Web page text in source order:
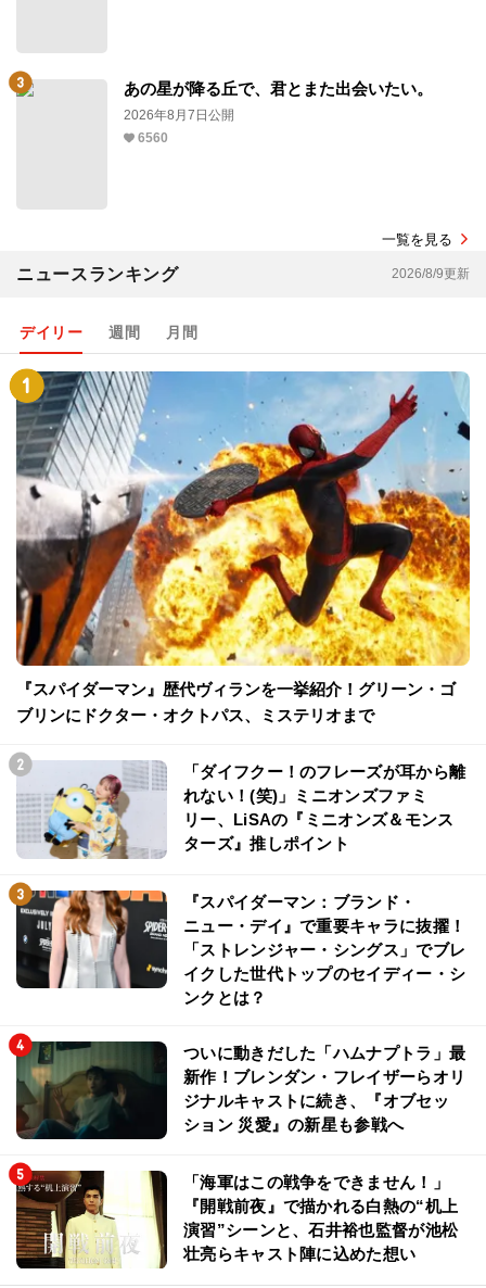
あの星が降る丘で、君とまた出会いたい。
2026年8月7日公開
6560
一覧を見る
ニュースランキング 2026/8/9更新
デイリー 週間 月間
『スパイダーマン』歴代ヴィランを一挙紹介！グリーン・ゴ
ブリンにドクター・オクトパス、ミステリオまで
「ダイフクー！のフレーズが耳から離
れない！(笑)」ミニオンズファミ
リー、LiSAの『ミニオンズ＆モンス
ターズ』推しポイント
『スパイダーマン：ブランド・
ニュー・デイ』で重要キャラに抜擢！
「ストレンジャー・シングス」でブレ
イクした世代トップのセイディー・シ
ンクとは？
ついに動きだした「ハムナプトラ」最
新作！ブレンダン・フレイザーらオリ
ジナルキャストに続き、『オブセッ
ション 災愛』の新星も参戦へ
「海軍はこの戦争をできません！」
『開戦前夜』で描かれる白熱の“机上
演習”シーンと、石井裕也監督が池松
壮亮らキャスト陣に込めた想い